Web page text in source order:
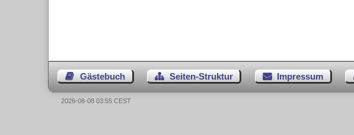
Gästebuch Seiten-Struktur Impressum
2026-08-08 03:55 CEST